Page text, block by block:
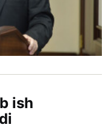
ish